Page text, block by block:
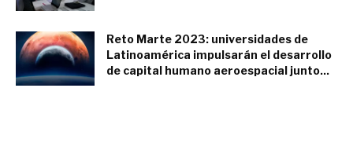
Reto Marte 2023: universidades de
Latinoamérica impulsarán el desarrollo
de capital humano aeroespacial junto...